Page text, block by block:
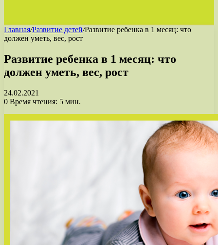
Главная/Развитие детей/Развитие ребенка в 1 месяц: что
должен уметь, вес, рост
Развитие ребенка в 1 месяц: что
должен уметь, вес, рост
24.02.2021
0 Время чтения: 5 мин.